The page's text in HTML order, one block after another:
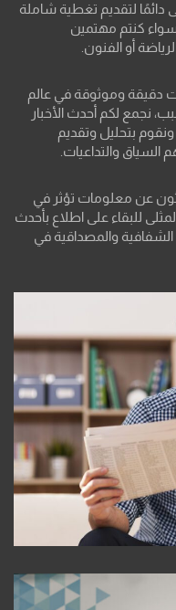
دائمًا لتقديم تغطية شاملة
سواء كنتم مهتمين
أو الفنون.
دقيقة وموثوقة في عالم
نجمع لكم أحدث الأخبار
بتحليل وتقديم
والتداعيات.
عن معلومات تؤثر في
للبقاء على اطلاع بأحدث
والمصداقية في